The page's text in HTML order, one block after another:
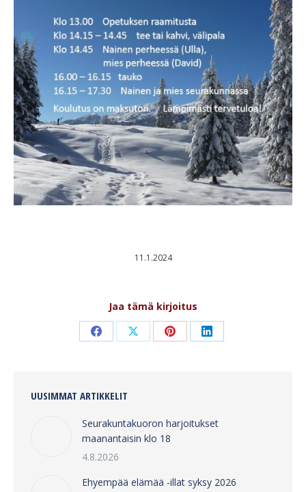
11.1.2024
Jaa tämä kirjoitus
Share Share Share Share
UUSIMMAT ARTIKKELIT
Seurakuntakuoron harjoitukset
maanantaisin klo 18
4.8.2026
Ehyempää elämää -illat syksy 2026